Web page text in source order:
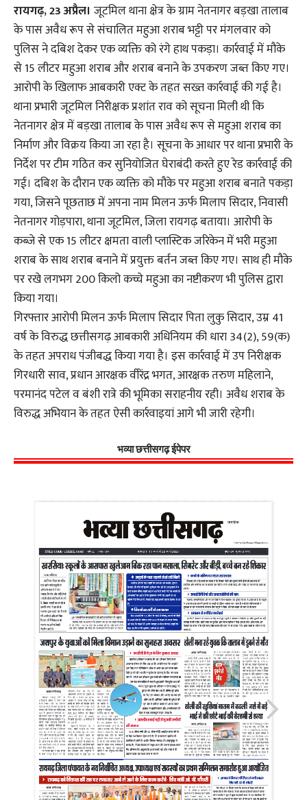
रायगढ़, 23 अप्रैल। जूटमिल थाना क्षेत्र के ग्राम नेतनागर बड़खा तालाब
के पास अवैध रूप से संचालित महुआ शराब भट्टी पर मंगलवार को
पुलिस ने दबिश देकर एक व्यक्ति को रंगे हाथ पकड़ा। कार्रवाई में मौके
से 15 लीटर महुआ शराब और शराब बनाने के उपकरण जब्त किए गए।
आरोपी के खिलाफ आबकारी एक्ट के तहत सख्त कार्रवाई की गई है।
थाना प्रभारी जूटमिल निरीक्षक प्रशांत राव को सूचना मिली थी कि
नेतनागर क्षेत्र में बड़खा तालाब के पास अवैध रूप से महुआ शराब का
निर्माण और विक्रय किया जा रहा है। सूचना के आधार पर थाना प्रभारी के
निर्देश पर टीम गठित कर सुनियोजित घेराबंदी करते हुए रेड कार्रवाई की
गई। दबिश के दौरान एक व्यक्ति को मौके पर महुआ शराब बनाते पकड़ा
गया, जिसने पूछताछ में अपना नाम मिलन ऊर्फ मिलाप सिदार, निवासी
नेतनागर गोड़पारा, थाना जूटमिल, जिला रायगढ़ बताया। आरोपी के
कब्जे से एक 15 लीटर क्षमता वाली प्लास्टिक जरिकेन में भरी महुआ
शराब के साथ शराब बनाने में प्रयुक्त बर्तन जब्त किए गए। साथ ही मौके
पर रखे लगभग 200 किलो कच्चे महुआ का नष्टीकरण भी पुलिस द्वारा
किया गया।
गिरफ्तार आरोपी मिलन ऊर्फ मिलाप सिदार पिता लुकु सिदार, उम्र 41
वर्ष के विरुद्ध छत्तीसगढ़ आबकारी अधिनियम की धारा 34(2), 59(क)
के तहत अपराध पंजीबद्ध किया गया है। इस कार्रवाई में उप निरीक्षक
गिरधारी साव, प्रधान आरक्षक वीरेंद्र भगत, आरक्षक तरुण महिलाने,
परमानंद पटेल व बंशी रात्रे की भूमिका सराहनीय रही। अवैध शराब के
विरुद्ध अभियान के तहत ऐसी कार्रवाइयां आगे भी जारी रहेगी।
भव्या छत्तीसगढ़ ईपेपर